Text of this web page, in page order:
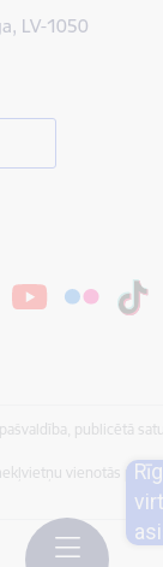
LV-1050
publicētā
vienotās